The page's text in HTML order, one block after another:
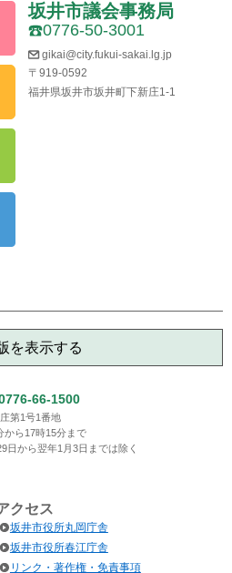
坂井市議会事務局
0776-50-3001
gikai@city.fukui-sakai.lg.jp
〒919-0592
福井県坂井市坂井町下新庄1-1
を表示する
66-1500
第1号1番地
から17時15分まで
から翌年1月3日までは除く
クセス
坂井市役所丸岡庁舎
坂井市役所春江庁舎
リンク・著作権・免責事項